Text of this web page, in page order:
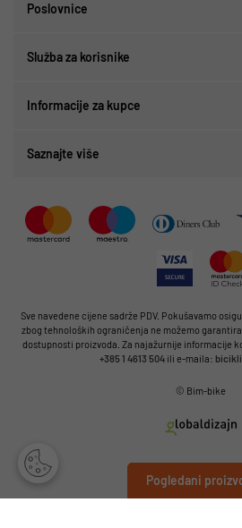
Pogledani
Poslovnice
Služba za korisnike
Informacije za kupce
Saznajte više
Sve navedene cijene sadrže PDV. Pokušavamo
zbog tehnoloških ograničenja ne možemo
dostupnosti proizvoda. Za najažurnije informacije
+385 1 4613 504ili e-maila:
© Bim-bike